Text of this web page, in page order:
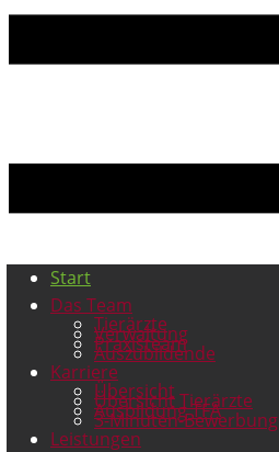
Start
Das Team
Tierärzte
Verwaltung
Praxisteam
Auszubildende
Karriere
Übersicht
Übersicht Tierärzte
Ausbildung TFA
3-Minuten-Bewerbung
Leistungen